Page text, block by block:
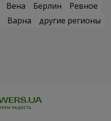
Вена Берлин
Ревное
Варна
другие регионы